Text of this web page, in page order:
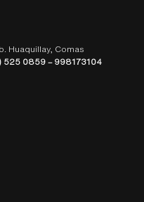
Huaquillay, Comas
525 0859 – 998173104